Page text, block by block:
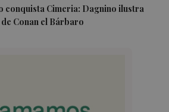
conquista Cimeria: Dagnino ilustra
Conan el Bárbaro